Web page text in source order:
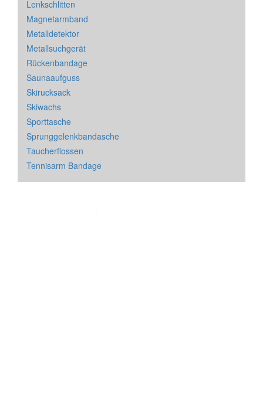
Lenkschlitten
Magnetarmband
Metalldetektor
Metallsuchgerät
Rückenbandage
Saunaaufguss
Skirucksack
Skiwachs
Sporttasche
Sprunggelenkbandasche
Taucherflossen
Tennisarm Bandage